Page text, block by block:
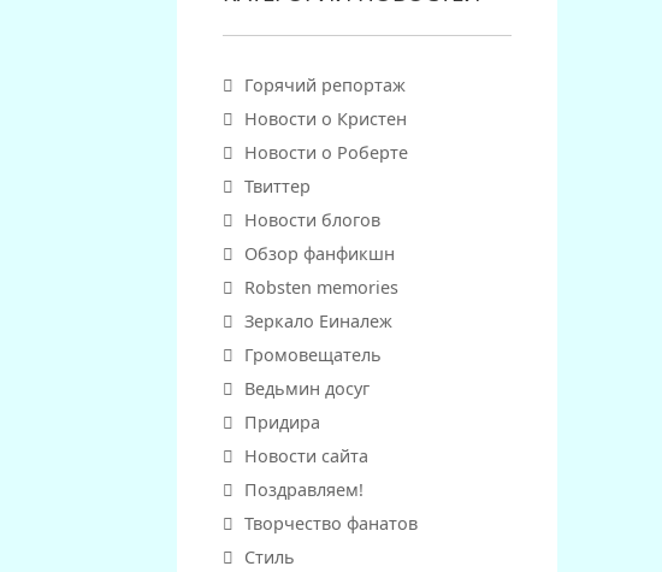
Горячий репортаж
Новости о Кристен
Новости о Роберте
Твиттер
Новости блогов
Обзор фанфикшн
Robsten memories
Зеркало Еиналеж
Громовещатель
Ведьмин досуг
Придира
Новости сайта
Поздравляем!
Творчество фанатов
Стиль